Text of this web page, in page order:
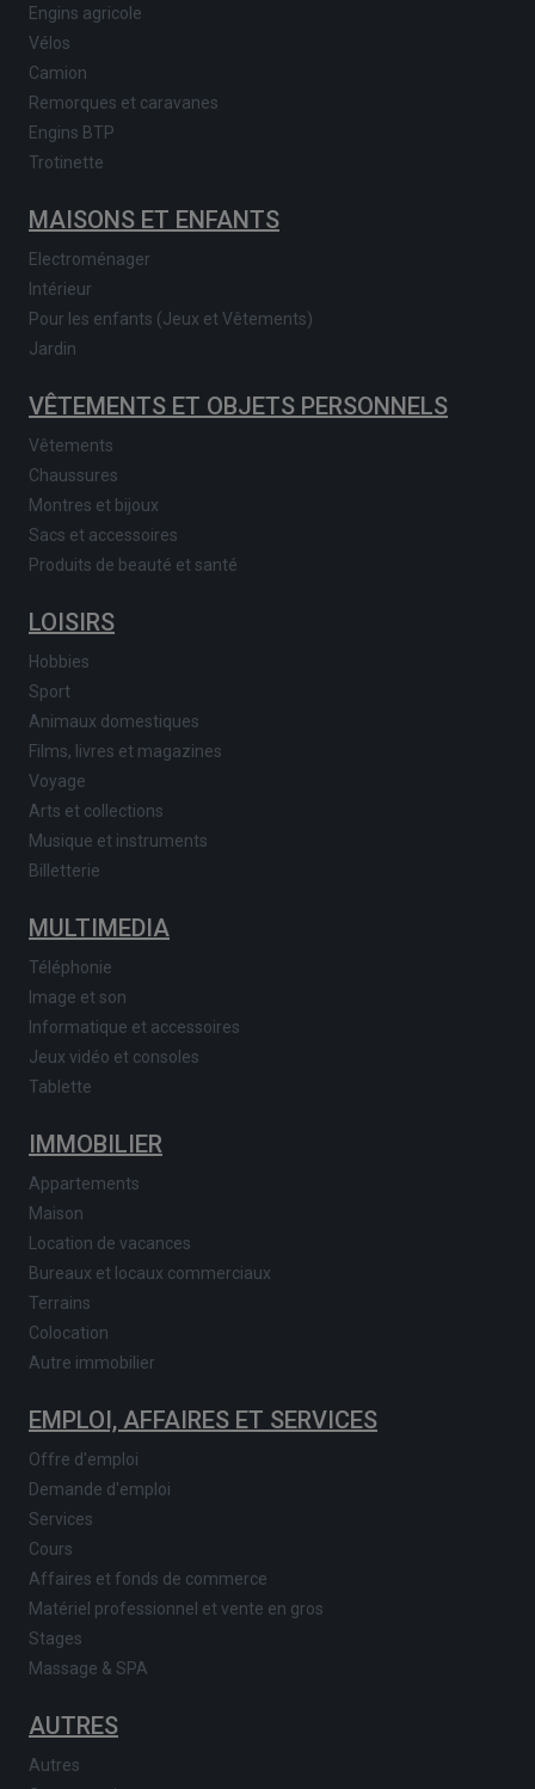
Engins agricole
Vélos
Camion
Remorques et caravanes
Engins BTP
Trotinette
MAISONS ET ENFANTS
Electroménager
Intérieur
Pour les enfants (Jeux et Vêtements)
Jardin
VÊTEMENTS ET OBJETS PERSONNELS
Vêtements
Chaussures
Montres et bijoux
Sacs et accessoires
Produits de beauté et santé
LOISIRS
Hobbies
Sport
Animaux domestiques
Films, livres et magazines
Voyage
Arts et collections
Musique et instruments
Billetterie
MULTIMEDIA
Téléphonie
Image et son
Informatique et accessoires
Jeux vidéo et consoles
Tablette
IMMOBILIER
Appartements
Maison
Location de vacances
Bureaux et locaux commerciaux
Terrains
Colocation
Autre immobilier
EMPLOI, AFFAIRES ET SERVICES
Offre d'emploi
Demande d'emploi
Services
Cours
Affaires et fonds de commerce
Matériel professionnel et vente en gros
Stages
Massage & SPA
AUTRES
Autres